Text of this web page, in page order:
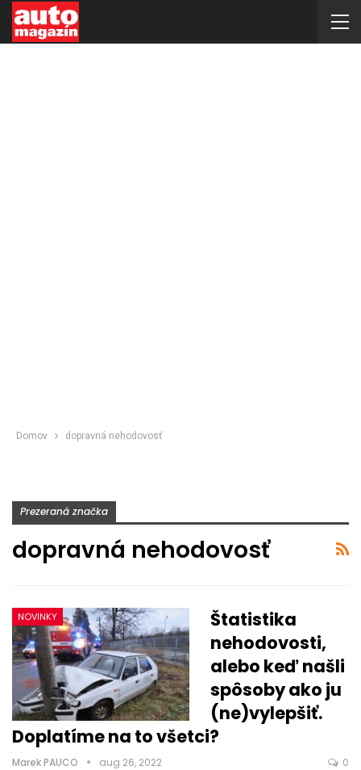
Domov dopravná nehodovosť
Prezeraná značka
dopravná nehodovosť
NOVINKY
Štatistika
nehodovosti,
alebo keď našli
spôsoby ako ju
(ne)vylepšiť.
Doplatíme na to všetci?
Marek PAUCO aug 26, 2022 0